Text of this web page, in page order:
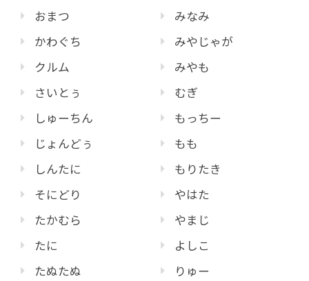
おまつ
かわぐち
クルム
さいとぅ
しゅーちん
じょんどぅ
しんたに
そにどり
たかむら
たに
たぬたぬ
みなみ
みやじゃが
みやも
むぎ
もっちー
もも
もりたき
やはた
やまじ
よしこ
りゅー